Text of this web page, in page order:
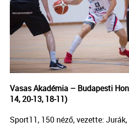
Vasas Akadémia – Budapesti
14, 20-13, 18-11)
Sport11, 150 néző, vezette: